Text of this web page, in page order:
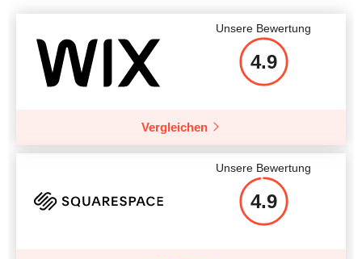
Unsere Bewertung
4.9
Vergleichen
Unsere Bewertung
4.9